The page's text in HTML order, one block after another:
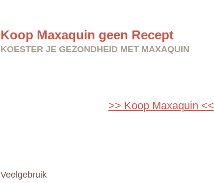
Koop Maxaquin geen Recept
KOESTER JE GEZONDHEID MET MAXAQUIN
>> Koop Maxaquin <<
Veelgebruik